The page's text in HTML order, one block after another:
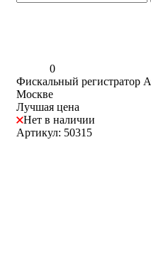
0
Фискальный регистратор
Москве
Лучшая цена
Нет в наличии
Артикул: 50315